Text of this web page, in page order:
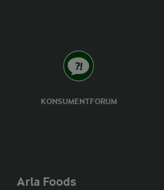
KONSUMENTFORUM
Arla Foods